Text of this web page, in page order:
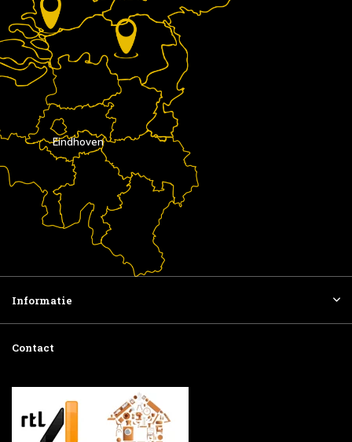
Eindhoven
Informatie
Contact